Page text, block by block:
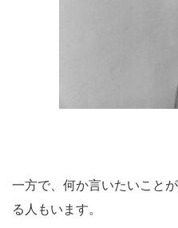
一方で、何か言いたいこと
る人もいます。